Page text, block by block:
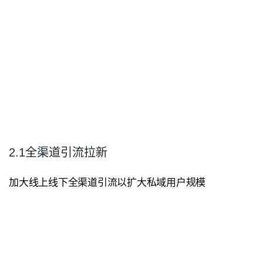
2.1全渠道引流拉新
加大线上线下全渠道引流以扩大私域用户规模